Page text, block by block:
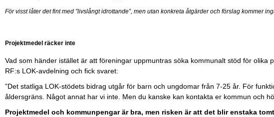
För visst låter det fint med ”livslångt idrottande”, men utan konkreta åtgärder och förslag kommer
Projektmedel räcker inte
Vad som händer istället är att föreningar uppmuntras söka kommunalt stöd för olika
RF:s LOK-avdelning och fick svaret:
”Det statliga LOK-stödets bidrag utgår för barn och ungdomar från 7-25 år. För
åldersgräns. Något annat har vi inte. Men du kanske kan kontakta er kommun och
Projektmedel och kommunpengar är bra, men risken är att det blir enstaka